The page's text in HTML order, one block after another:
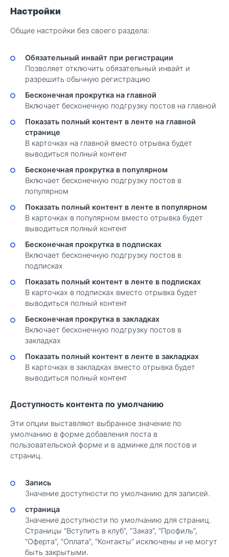
Настройки
Общие настройки без своего раздела:
Обязательный инвайт при регистрации
Позволяет отключить обязательный инвайт и
разрешить обычную регистрацию
Бесконечная прокрутка на главной
Включает бесконечную подгрузку постов на главной
Показать полный контент в ленте на главной
странице
В карточках на главной вместо отрывка будет
выводиться полный контент
Бесконечная прокрутка в популярном
Включает бесконечную подгрузку постов в
популярном
Показать полный контент в ленте в популярном
В карточках в популярном вместо отрывка будет
выводиться полный контент
Бесконечная прокрутка в подписках
Включает бесконечную подгрузку постов в
подписках
Показать полный контент в ленте в подписках
В карточках в подписках вместо отрывка будет
выводиться полный контент
Бесконечная прокрутка в закладках
Включает бесконечную подгрузку постов в
закладках
Показать полный контент в ленте в закладках
В карточках в закладках вместо отрывка будет
выводиться полный контент
Доступность контента по умолчанию
Эти опции выставляют выбранное значение по
умолчанию в форме добавления поста в
пользовательской форме и в админке для постов и
страниц.
Запись
Значение доступности по умолчанию для записей.
страница
Значение доступности по умолчанию для страниц.
Страницы “Вступить в клуб”, “Заказ”, “Профиль”,
“Оферта”, “Оплата”, “Контакты” исключены и не могут
быть закрытыми.